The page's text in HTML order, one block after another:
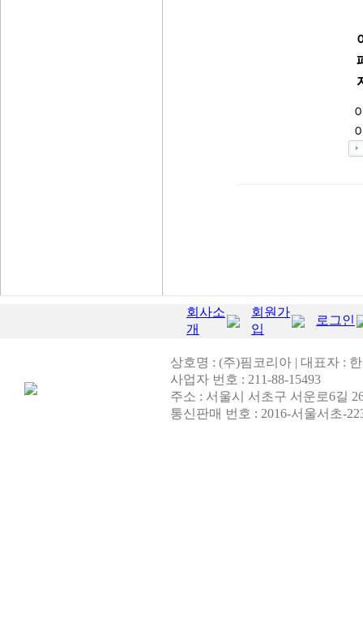
회사소
개
회원가
입
로그인
상호명 : (주)핌코리아 | 대표자 :
사업자 번호 : 211-88-15493
주소 : 서울시 서초구 서운로6길
통신판매 번호 : 2016-서울서초-